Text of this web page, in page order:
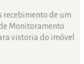
recebimento de um
Monitoramento
vistoria do imóvel